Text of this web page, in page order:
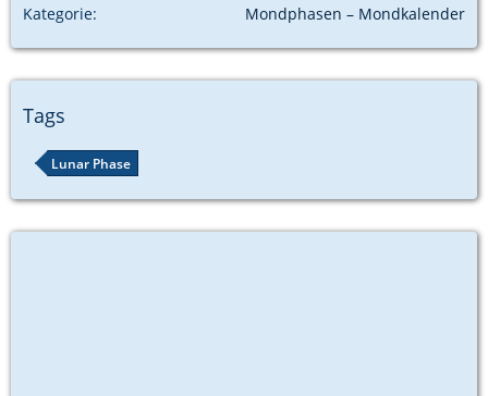
Kategorie
Mondphasen – Mondkalender
Tags
Lunar Phase